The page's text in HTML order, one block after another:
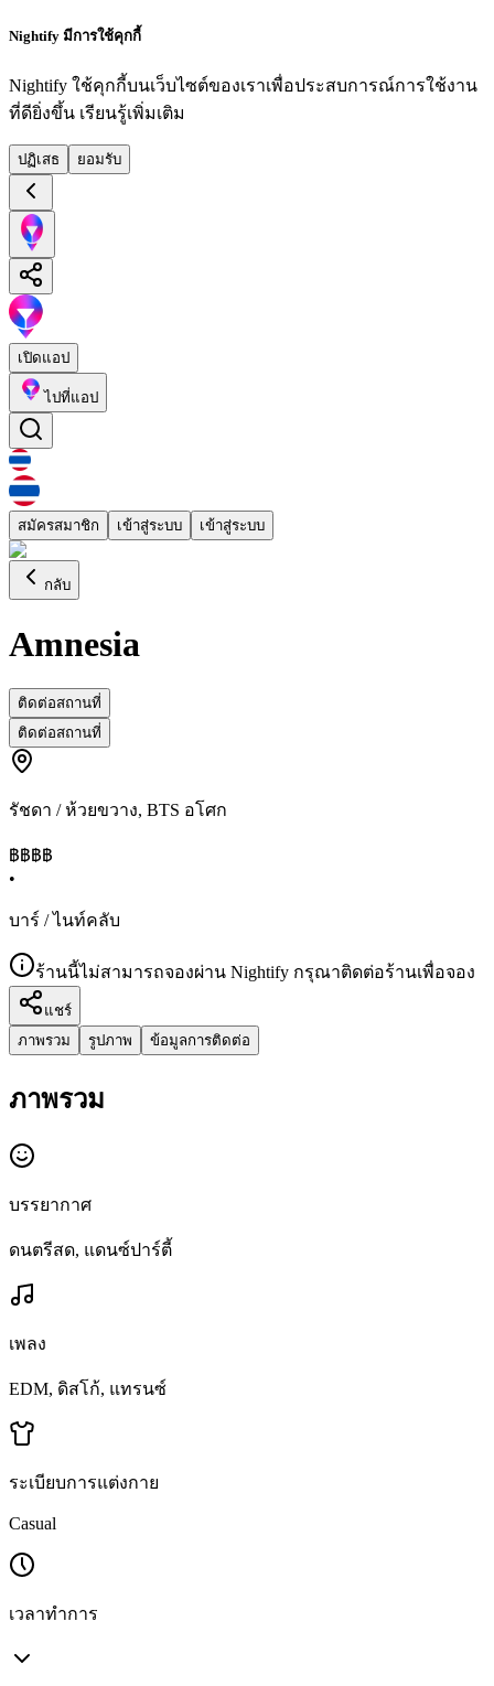
Nightify มีการใช้คุกกี้
Nightify ใช้คุกกี้บนเว็บไซต์ของเราเพื่อประสบการณ์การใช้งาน
ที่ดียิ่งขึ้น เรียนรู้เพิ่มเติม
ปฏิเสธ ยอมรับ
เปิดแอป
ไปที่แอป
สมัครสมาชิก เข้าสู่ระบบ เข้าสู่ระบบ
กลับ
Amnesia
ติดต่อสถานที่
ติดต่อสถานที่
รัชดา / ห้วยขวาง, BTS อโศก
฿฿฿฿
•
บาร์ / ไนท์คลับ
ร้านนี้ไม่สามารถจองผ่าน Nightify กรุณาติดต่อร้านเพื่อจอง
แชร์
ภาพรวม
รูปภาพ ข้อมูลการติดต่อ
ภาพรวม
บรรยากาศ
ดนตรีสด, แดนซ์ปาร์ตี้
เพลง
EDM, ดิสโก้, แทรนซ์
ระเบียบการแต่งกาย
Casual
เวลาทำการ